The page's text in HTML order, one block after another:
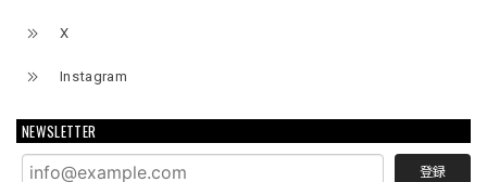
X
Instagram
NEWSLETTER
登録